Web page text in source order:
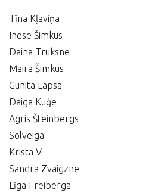
Tīna Kļaviņa
Inese Šimkus
Daina Truksne
Maira Šimkus
Gunita Lapsa
Daiga Kuģe
Agris Šteinbergs
Solveiga
Krista V
Sandra Zvaigzne
Līga Freiberga